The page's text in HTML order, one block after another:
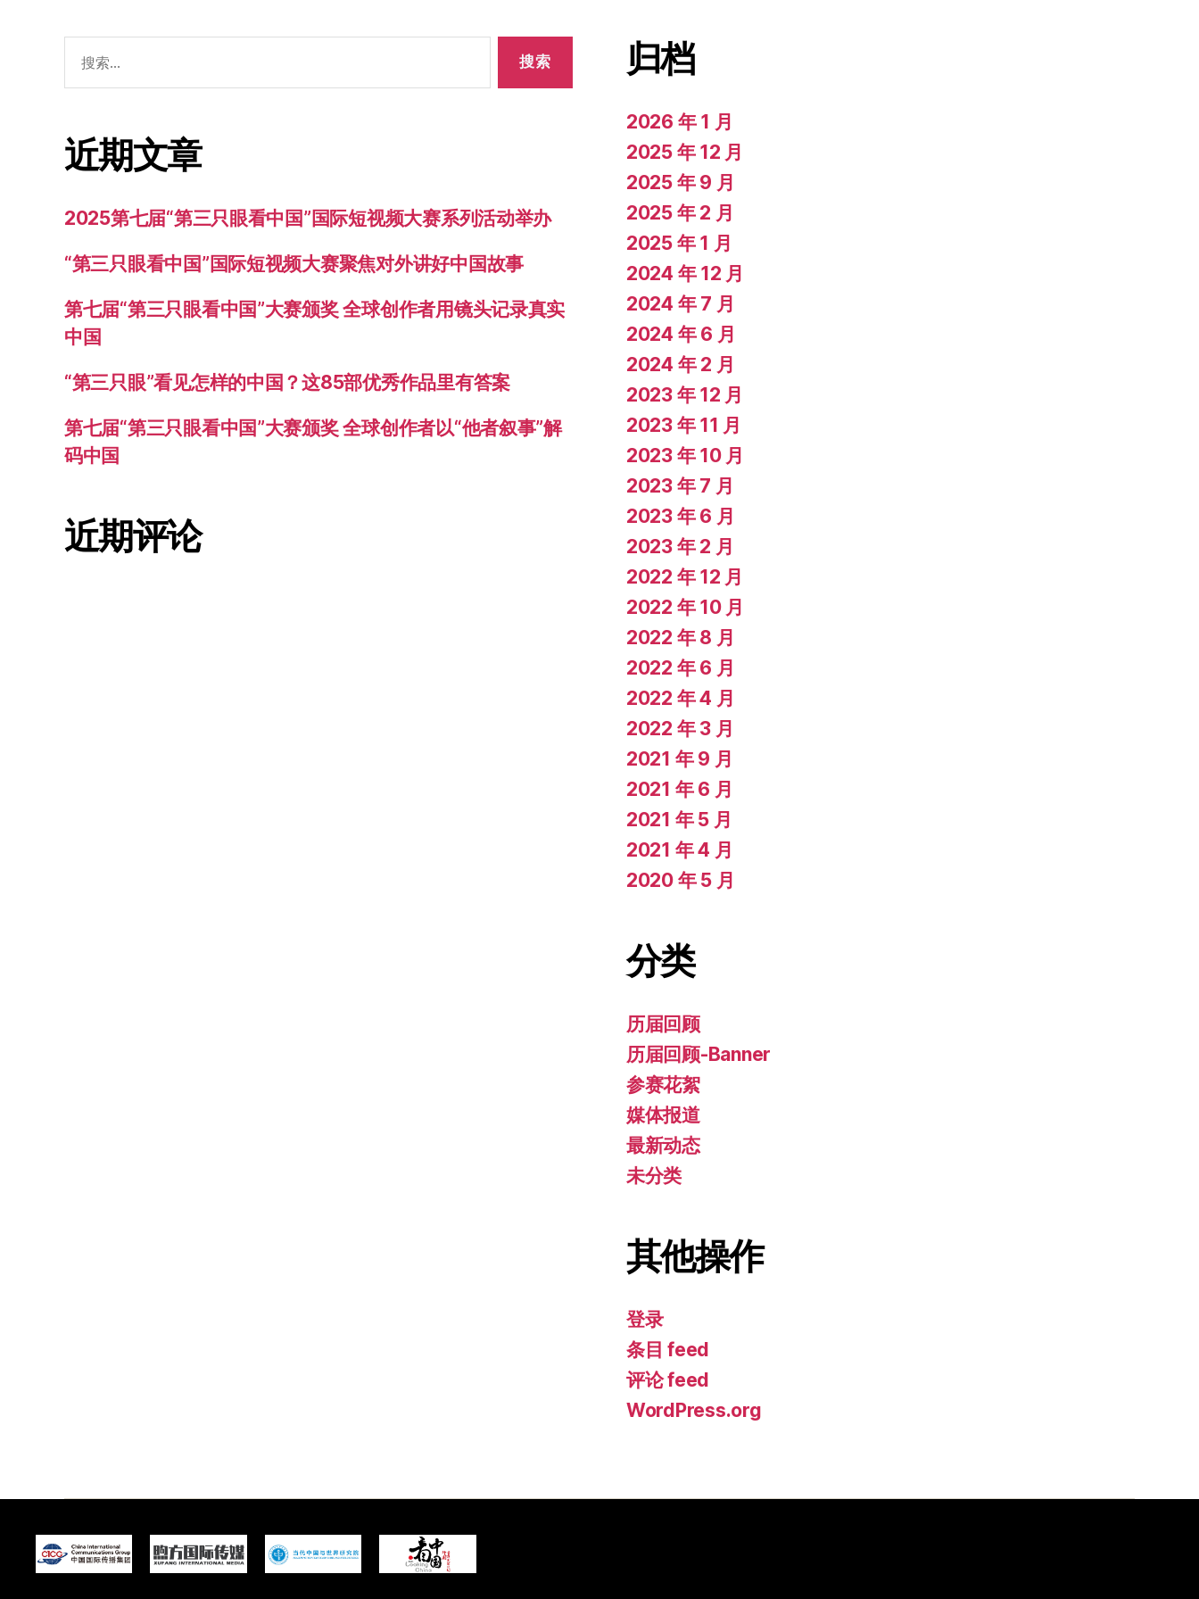
索：
近期文章
2025第七届“第三只眼看中国”国际短视频大赛系列活动举办
“第三只眼看中国”国际短视频大赛聚焦对外讲好中国故事
第七届“第三只眼看中国”大赛颁奖 全球创作者用镜头记录真实
中国
“第三只眼”看见怎样的中国？这85部优秀作品里有答案
第七届“第三只眼看中国”大赛颁奖 全球创作者以“他者叙事”解
码中国
近期评论
归档
2026 年 1 月
2025 年 12 月
2025 年 9 月
2025 年 2 月
2025 年 1 月
2024 年 12 月
2024 年 7 月
2024 年 6 月
2024 年 2 月
2023 年 12 月
2023 年 11 月
2023 年 10 月
2023 年 7 月
2023 年 6 月
2023 年 2 月
2022 年 12 月
2022 年 10 月
2022 年 8 月
2022 年 6 月
2022 年 4 月
2022 年 3 月
2021 年 9 月
2021 年 6 月
2021 年 5 月
2021 年 4 月
2020 年 5 月
分类
历届回顾
历届回顾-Banner
参赛花絮
媒体报道
最新动态
未分类
其他操作
登录
条目 feed
评论 feed
WordPress.org